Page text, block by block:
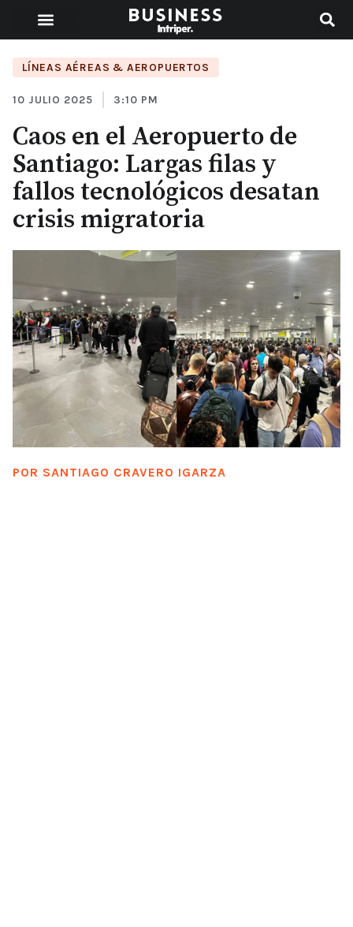
LÍNEAS AÉREAS & AEROPUERTOS
10 JULIO 2025 3:10 PM
Caos en el Aeropuerto de
Santiago: Largas filas y
fallos tecnológicos desatan
crisis migratoria
POR SANTIAGO CRAVERO IGARZA